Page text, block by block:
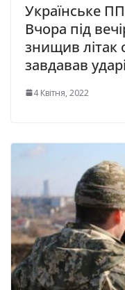
Українське
Вчора під
знищив літак
завдавав
4 Квітня, 2022